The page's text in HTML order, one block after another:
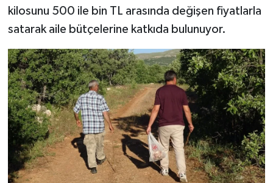
kilosunu 500 ile bin TL arasında değişen fiyatlarla
satarak aile bütçelerine katkıda bulunuyor.